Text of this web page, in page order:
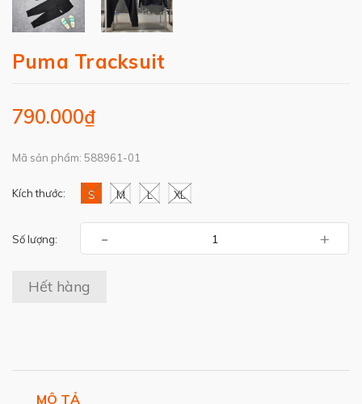
Puma Tracksuit
790.000₫
Mã sản phẩm: 588961-01
Kích thước: S M L XL
Số lượng: - +
Hết hàng
MÔ TẢ